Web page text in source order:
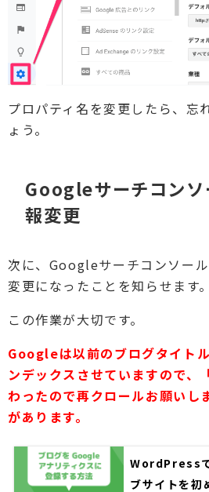
プロパティ名を変更したら、忘
ょう。
Googleサーチコンソ
報変更
次に、Googleサーチコンソー
変更になったことを知らせます。
この作業が大切です。
Googleは以前のブログタイト
ンデックスさせていますので、
わったので再クロールお願いし
があります。
WordPress
ブサイトを